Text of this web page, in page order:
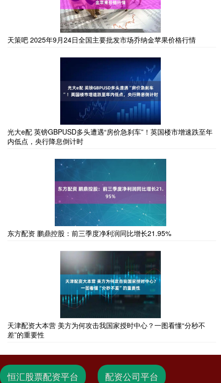
天策吧 2025年9月24日全国主要批发市场乔纳金苹果价格行情
光大e配 英镑GBPUSD多头遭遇“房价急刹车”！英国楼市增速跌至年
内低点，央行降息倒计时
东方配资 鹏鼎控股：前三季度净利润同比增长21.95%
天津配资大本营 美方为何攻击我国家授时中心？一图看懂“分秒不
差”的重要性
恒汇股票配资平台 配资公司平台